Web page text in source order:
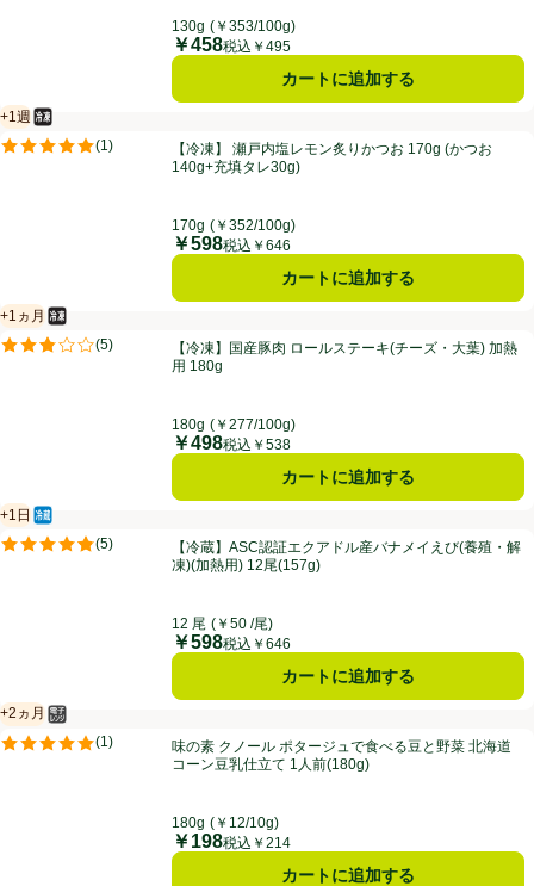
130g (￥353/100g)
価格
￥458税込￥495
カートに追加する
【冷凍】 瀬戸内塩レモン炙りかつお 170g (かつお140g+充填タレ30g)
+1週
賞味・消費期限保証：１週間
冷凍食品
(1)
評価は1件のレビューで5点中5.0点。【冷凍】 瀬戸内塩レモン炙りかつお 170g (かつお
140g+充填タレ30g)
170g (￥352/100g)
価格
￥598税込￥646
カートに追加する
【冷凍】国産豚肉 ロールステーキ(チーズ・大葉) 加熱用 180g
+1ヵ月
賞味・消費期限保証：1ヵ月
冷凍食品
(5)
評価は5件のレビューで5点中2.8点。【冷凍】国産豚肉 ロールステーキ(チーズ・大葉) 加熱
用 180g
180g (￥277/100g)
価格
￥498税込￥538
カートに追加する
【冷蔵】ASC認証エクアドル産バナメイえび(養殖・解凍)(加熱用) 12
+1日
賞味・消費期限保証：1日
冷蔵食品
(5)
評価は5件のレビューで5点中4.8点。【冷蔵】ASC認証エクアドル産バナメイえび(養殖・解
凍)(加熱用) 12尾(157g)
12 尾 (￥50 /尾)
価格
￥598税込￥646
カートに追加する
味の素 クノール ポタージュで食べる豆と野菜 北海道コーン豆乳仕立
+2ヵ月
賞味・消費期限保証：2ヵ月
電子レンジ使用可
(1)
評価は1件のレビューで5点中5.0点。味の素 クノール ポタージュで食べる豆と野菜 北海道
コーン豆乳仕立て 1人前(180g)
180g (￥12/10g)
価格
￥198税込￥214
カートに追加する